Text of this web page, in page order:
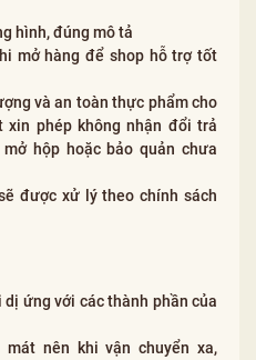
hình, đúng mô tả
mở hàng để shop hỗ trợ tốt
và an toàn thực phẩm cho
xin phép không nhận đổi trả
hộp hoặc bảo quản chưa
được xử lý theo chính sách
ứng với các thành phần của
mát nên khi vận chuyển xa,